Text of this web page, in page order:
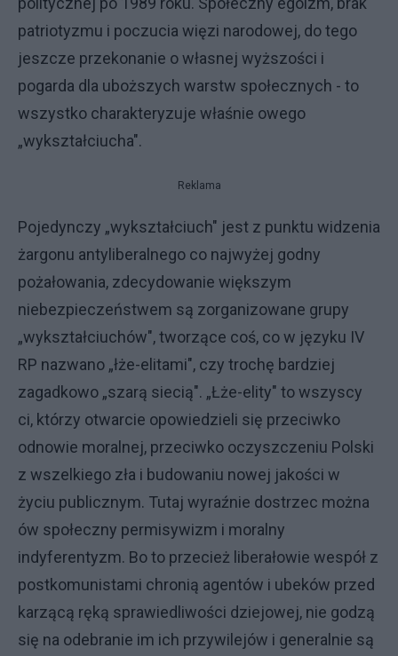
patriotyzmu i poczucia więzi narodowej, do tego
jeszcze przekonanie o własnej wyższości i
pogarda dla uboższych warstw społecznych - to
wszystko charakteryzuje właśnie owego
„wykształciucha".
Reklama
Pojedynczy „wykształciuch" jest z punktu widzenia
żargonu antyliberalnego co najwyżej godny
pożałowania, zdecydowanie większym
niebezpieczeństwem są zorganizowane grupy
„wykształciuchów", tworzące coś, co w języku IV
RP nazwano „łże-elitami", czy trochę bardziej
zagadkowo „szarą siecią". „Łże-elity" to wszyscy
ci, którzy otwarcie opowiedzieli się przeciwko
odnowie moralnej, przeciwko oczyszczeniu Polski
z wszelkiego zła i budowaniu nowej jakości w
życiu publicznym. Tutaj wyraźnie dostrzec można
ów społeczny permisywizm i moralny
indyferentyzm. Bo to przecież liberałowie wespół z
postkomunistami chronią agentów i ubeków przed
karzącą ręką sprawiedliwości dziejowej, nie godzą
się na odebranie im ich przywilejów i generalnie są